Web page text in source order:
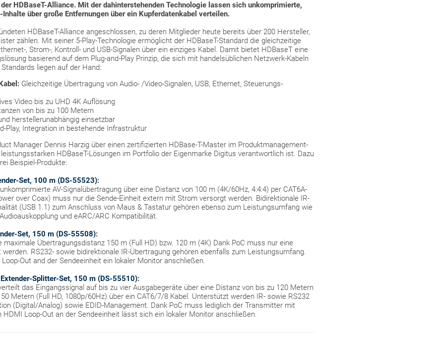
HDBaseT-Alliance. Mit der dahinterstehenden Technologie lassen sich unkomprimierte,
über große Entfernungen über ein Kupferdatenkabel verteilen.
HDBaseT-Alliance angeschlossen, zu deren Mitglieder heute bereits über 200 Hersteller,
zählen. Mit seiner 5-Play-Technologie ermöglicht der HDBaseT-Standard die gleichzeitige
, Strom-, Kontroll- und USB-Signalen über ein einziges Kabel. Damit bietet HDBaseT eine
basierend auf dem Plug-and-Play Prinzip, die sich mit handelsüblichen Netzwerk-Kabeln
liegen auf der Hand:
Gleichzeitige Übertragung von Audio- /Video-Signalen, USB, Ethernet, Steuerungs-
Video bis zu UHD 4K Auflösung
von bis zu 100 Metern
herstellerunabhängig einsetzbar
Play, Integration in bestehende Infrastruktur
Manager Dennis Harzig über einen zertifizierten HDBase-T-Master im Produktmanagement-
HDBaseT-Lösungen im Portfolio der Eigenmarke Digitus verantwortlich ist. Dazu
Beispiel-Produkte:
Set, 100 m (DS-55523):
AV-Signalübertragung über eine Distanz von 100 m (4K/60Hz, 4:4:4) per CAT6A-
over Coax) muss nur die Sende-Einheit extern mit Strom versorgt werden. Bidirektionale IR-
(USB 1.1) zum Anschluss von Maus & Tastatur gehören ebenso zum Leistungsumfang wie
und eARC/ARC Kompatibilität.
Set, 150 m (DS-55508):
maximale Übertragungsdistanz 150 m (Full HD) bzw. 120 m (4K) Dank PoC muss nur eine
RS232- sowie bidirektionale IR-Übertragung gehören ebenfalls zum Leistungsumfang.
Out and der Sendeeinheit ein lokaler Monitor anschließen.
Splitter-Set, 150 m (DS-55510):
das Eingangssignal auf bis zu vier Ausgabegeräte über eine Distanz von bis zu 120 Metern
Metern (Full HD, 1080p/60Hz) über ein CAT6/7/8 Kabel. Unterstützt werden IR- sowie RS232
(Digital/Analog) sowie EDID-Management. Dank PoC muss lediglich der Transmitter mit
Loop-Out an der Sendeeinheit lässt sich ein lokaler Monitor anschließen.